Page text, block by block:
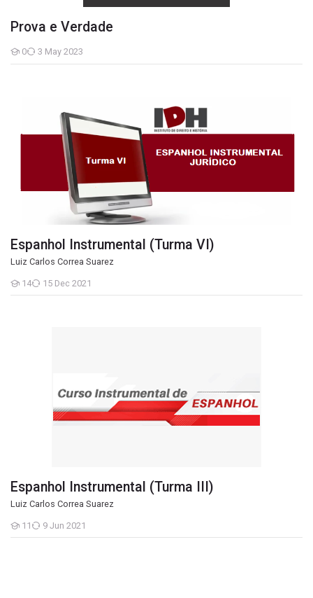
Prova e Verdade
0
Students
3 May 2023
Espanhol Instrumental (Turma VI)
Luiz Carlos Correa Suarez
14
Students
15 Dec 2021
Espanhol Instrumental (Turma III)
Luiz Carlos Correa Suarez
11
Students
9 Jun 2021